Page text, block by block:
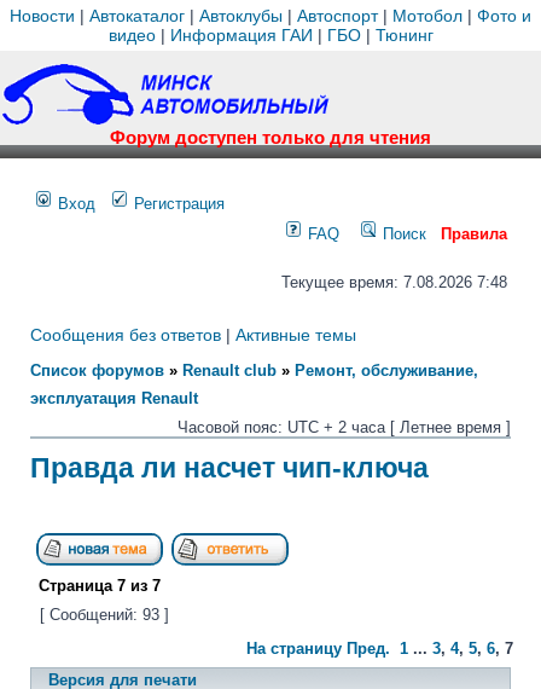
Новости | Автокаталог | Автоклубы | Автоспорт| Мотобол | Фото и
видео| Информация ГАИ | ГБО| Тюнинг
Форум доступен только для чтения
Вход
Регистрация
FAQ
Поиск Правила
Текущее время: 7.08.2026 7:48
Сообщения без ответов | Активные темы
Список форумов » Renault club » Ремонт, обслуживание,
эксплуатация Renault
Часовой пояс: UTC + 2 часа [ Летнее время ]
Правда ли насчет чип-ключа
Страница 7 из 7
[ Сообщений: 93 ]
На страницу Пред. 1 ... 3, 4, 5, 6, 7
Версия для печати